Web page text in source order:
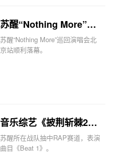
苏醒“Nothing More”巡回演唱会北京站落幕
苏醒“Nothing More”巡回演唱会北
京站顺利落幕。
音乐综艺《披荆斩棘2025》苏醒率队夺初舞台第一
苏醒所在战队抽中RAP赛道，表演
曲目《Beat 1》。